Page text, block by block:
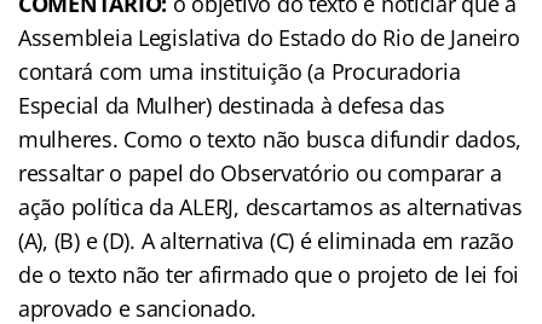
Assembleia Legislativa do Estado do Rio de Janeiro
contará com uma instituição (a Procuradoria
Especial da Mulher) destinada à defesa das
mulheres. Como o texto não busca difundir dados,
ressaltar o papel do Observatório ou comparar a
ação política da ALERJ, descartamos as alternativas
(A), (B) e (D). A alternativa (C) é eliminada em razão
de o texto não ter afirmado que o projeto de lei foi
aprovado e sancionado.